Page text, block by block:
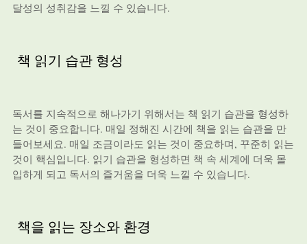
달성의 성취감을 느낄 수 있습니다.
책 읽기 습관 형성
독서를 지속적으로 해나가기 위해서는 책 읽기 습관을 형성하
는 것이 중요합니다. 매일 정해진 시간에 책을 읽는 습관을 만
들어보세요. 매일 조금이라도 읽는 것이 중요하며, 꾸준히 읽는
것이 핵심입니다. 읽기 습관을 형성하면 책 속 세계에 더욱 몰
입하게 되고 독서의 즐거움을 더욱 느낄 수 있습니다.
책을 읽는 장소와 환경